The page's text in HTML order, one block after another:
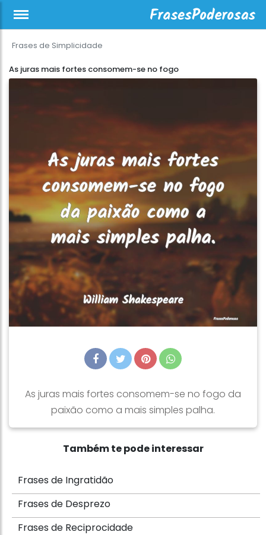
Frases de Simplicidade
As juras mais fortes consomem-se no fogo
As juras mais fortes consomem-se no fogo da
paixão como a mais simples palha.
Também te pode interessar
Frases de Ingratidão
Frases de Desprezo
Frases de Reciprocidade